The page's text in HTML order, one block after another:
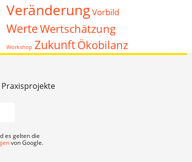
VeränderungVorbild
WerteWertschätzung
Workshop ZukunftÖkobilanz
es gelten die
von Google.